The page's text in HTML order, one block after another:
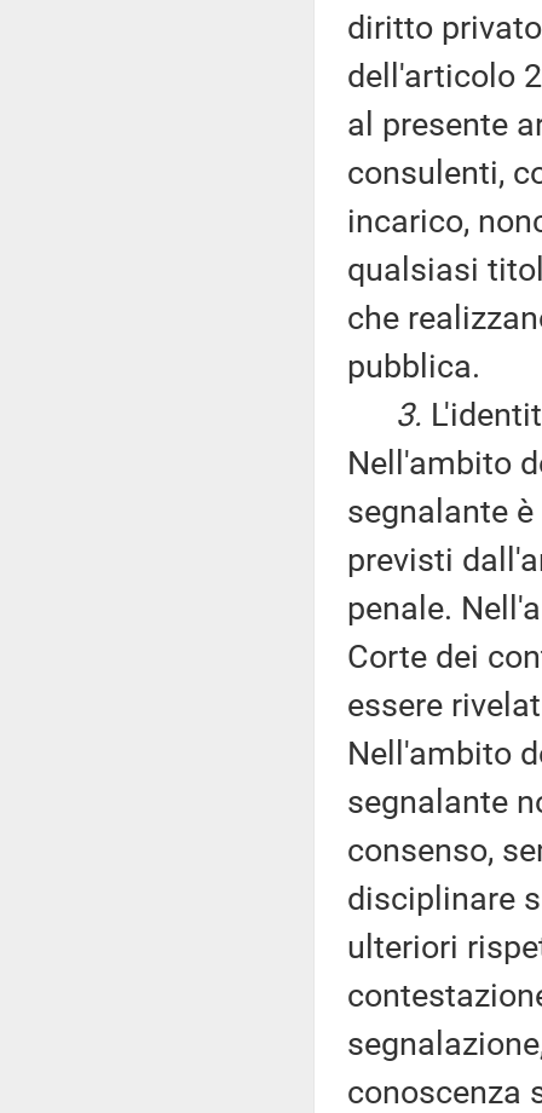
diritto
dell'articolo
al presente
consulenti,
incarico,
qualsiasi
che
pubblica.
3.
Nell'ambito
segnalante
previsti
penale.
Corte dei
essere
Nell'ambito
segnalante
consenso,
disciplinare
ulteriori
conoscenza